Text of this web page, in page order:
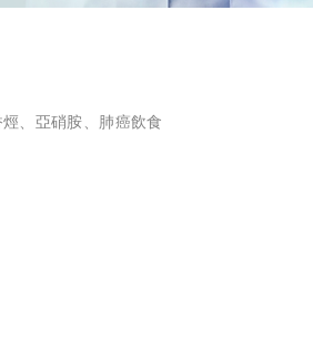
、 亞硝胺、 肺癌飲食